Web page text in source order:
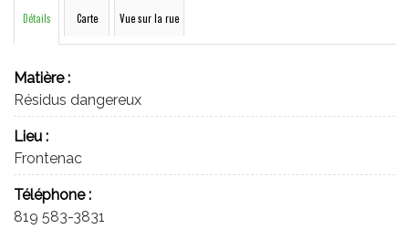
Détails Carte Vue sur la rue
Matière :
Résidus dangereux
Lieu :
Frontenac
Téléphone :
819 583-3831